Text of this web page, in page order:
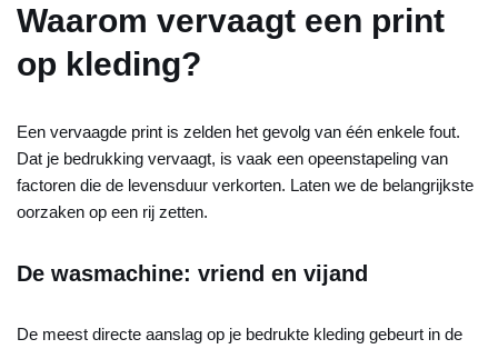
Waarom vervaagt een print
op kleding?
Een vervaagde print is zelden het gevolg van één enkele fout.
Dat je bedrukking vervaagt, is vaak een opeenstapeling van
factoren die de levensduur verkorten. Laten we de belangrijkste
oorzaken op een rij zetten.
De wasmachine: vriend en vijand
De meest directe aanslag op je bedrukte kleding gebeurt in de